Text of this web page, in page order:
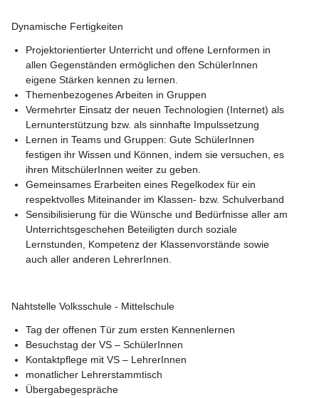
Dynamische Fertigkeiten
Projektorientierter Unterricht und offene Lernformen in
allen Gegenständen ermöglichen den SchülerInnen
eigene Stärken kennen zu lernen.
Themenbezogenes Arbeiten in Gruppen
Vermehrter Einsatz der neuen Technologien (Internet) als
Lernunterstützung bzw. als sinnhafte Impulssetzung
Lernen in Teams und Gruppen: Gute SchülerInnen
festigen ihr Wissen und Können, indem sie versuchen, es
ihren MitschülerInnen weiter zu geben.
Gemeinsames Erarbeiten eines Regelkodex für ein
respektvolles Miteinander im Klassen- bzw. Schulverband
Sensibilisierung für die Wünsche und Bedürfnisse aller am
Unterrichtsgeschehen Beteiligten durch soziale
Lernstunden, Kompetenz der Klassenvorstände sowie
auch aller anderen LehrerInnen.
Nahtstelle Volksschule - Mittelschule
Tag der offenen Tür zum ersten Kennenlernen
Besuchstag der VS – SchülerInnen
Kontaktpflege mit VS – LehrerInnen
monatlicher Lehrerstammtisch
Übergabegespräche